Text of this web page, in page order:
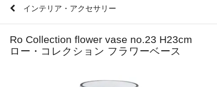
インテリア・アクセサリー
Ro Collection flower vase no.23 H23cm
ロー・コレクション フラワーベース